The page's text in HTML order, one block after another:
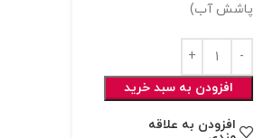
پاشش آب)
افزودن به سبد خرید
افزودن به علاقه